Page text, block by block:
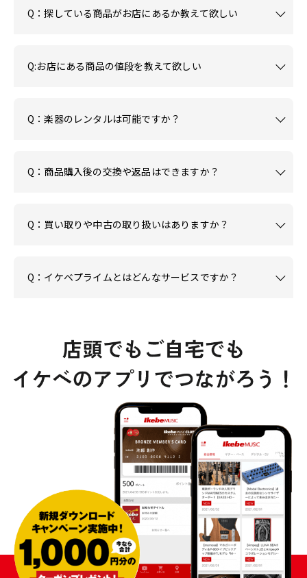
Q：探している商品がお店にあるか教えて欲しい
Q:お店にある商品の値段を教えて欲しい
Q：楽器のレンタルは可能ですか？
Q：商品購入後の交換や返品はできますか？
Q：買い取りや中古の取り扱いはありますか？
Q：イケベプライムとはどんなサービスですか？